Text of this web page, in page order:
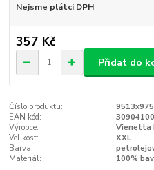
Nejsme plátci DPH
357 Kč
Přidat do
Číslo produktu:
EAN kód:
Výrobce:
Vienetta
Velikost:
XXL
Barva:
Materiál:
100%